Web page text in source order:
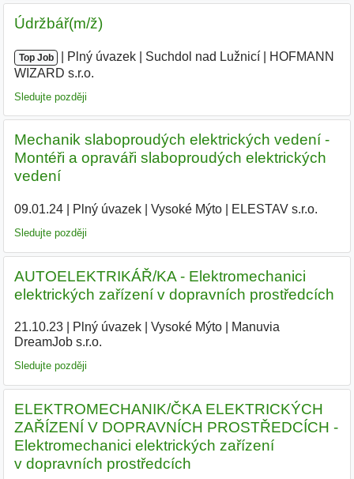
Údržbář(m/ž)
Top Job Plný úvazek Suchdol nad Lužnicí
HOFMANN
WIZARD s.r.o.
Sledujte později
Mechanik slaboproudých elektrických vedení -
Montéři a opraváři slaboproudých elektrických
vedení
09.01.24| Plný úvazek| Vysoké Mýto| ELESTAV s.r.o.
Sledujte později
AUTOELEKTRIKÁŘ/KA - Elektromechanici
elektrických zařízení v dopravních prostředcích
21.10.23| Plný úvazek| Vysoké Mýto|
Manuvia
DreamJob s.r.o.
Sledujte později
ELEKTROMECHANIK/ČKA ELEKTRICKÝCH
ZAŘÍZENÍ V DOPRAVNÍCH PROSTŘEDCÍCH -
Elektromechanici elektrických zařízení
v dopravních prostředcích